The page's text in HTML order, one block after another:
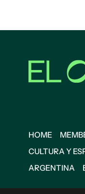
HOME
CULTURA Y
ARGENTINA